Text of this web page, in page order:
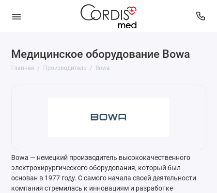
Медицинское оборудование Bowa
Главная Производитель Bowa
Bowa — немецкий производитель высококачественного
электрохирургического оборудования, который был
основан в 1977 году. С самого начала своей деятельности
компания стремилась к инновациям и разработке